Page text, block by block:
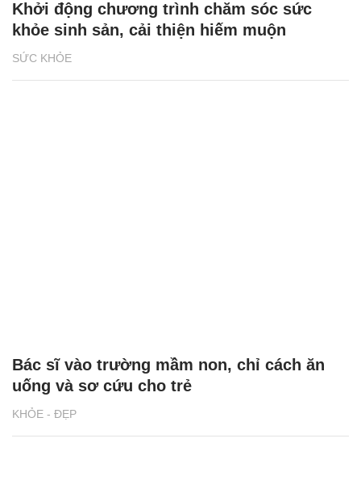
SỨC KHỎE
Khởi động chương trình chăm sóc sức
khỏe sinh sản, cải thiện hiếm muộn
KHỎE - ĐẸP
Bác sĩ vào trường mầm non, chỉ cách ăn
uống và sơ cứu cho trẻ